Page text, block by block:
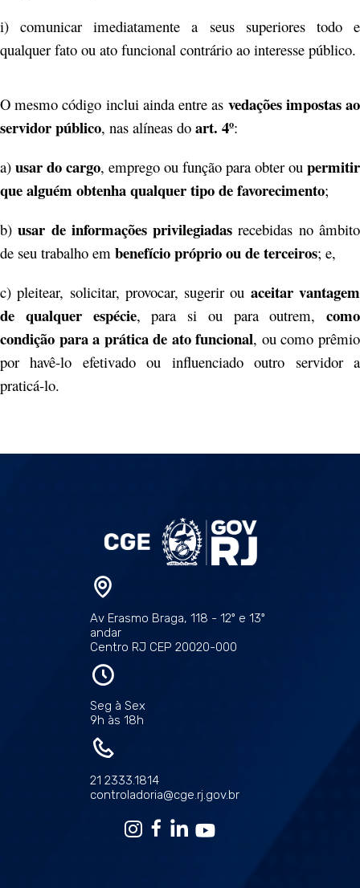
i) comunicar imediatamente a seus superiores todo e
qualquer fato ou ato funcional contrário ao interesse público.
O mesmo código inclui ainda entre as vedações impostas ao
servidor público, nas alíneas do art. 4º:
a) usar do cargo, emprego ou função para obter ou permitir
que alguém obtenha qualquer tipo de favorecimento;
b)usar de informações privilegiadas recebidas no âmbito
de seu trabalho em benefício próprio ou de terceiros; e,
c) pleitear, solicitar, provocar, sugerir ou aceitar vantagem
de qualquer espécie, para si ou para outrem, como
condição para a prática de ato funcional, ou como prêmio
por havê-lo efetivado ou influenciado outro servidor a
praticá-lo.
Av Erasmo Braga, 118 - 12º e 13º
andar
Centro RJ CEP 20020-000
Seg à Sex
9h às 18h
21 2333.1814
controladoria@cge.rj.gov.br